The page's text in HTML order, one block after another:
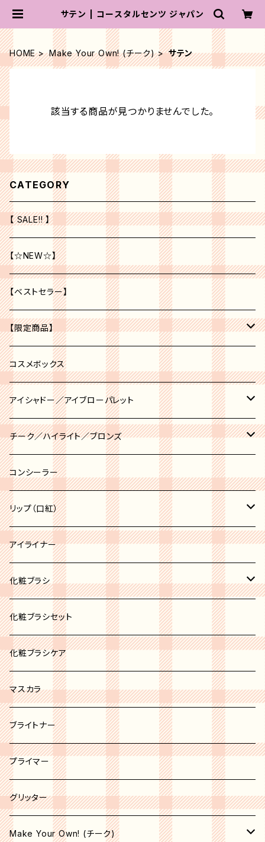
サテン | コースタルセンツ ジャパン
HOME Make Your Own! (チーク) サテン
該当する商品が見つかりませんでした。
CATEGORY
【 SALE!! 】
【☆NEW☆】
【ベストセラー】
【限定商品】
福袋
コスメボックス
アイシャドー／アイブローパレット
アイブロー
アイシャドー
チーク／ハイライト／ブロンズ
チーク
チークポット
ハイライト
ブロンズ
コンシーラー
リップ（口紅）
リップパレット
リップスティック
リップグロス
リップバーム
リップライナー
アイライナー
化粧ブラシ
ブラシセット
カブキブラシ
シャドウブラシ
チーク＆パウダーブラシ
ファンデーションブラシ
ライナーブラシ
コンシーラーブラシ
化粧ブラシセット
化粧ブラシケア
マスカラ
ブライトナー
プライマー
グリッター
Make Your Own! (チーク)